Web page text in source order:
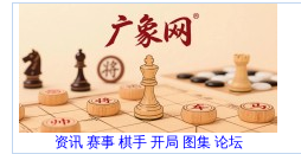
资讯 赛事 棋手 开局 图集 论坛